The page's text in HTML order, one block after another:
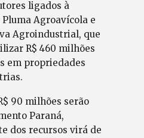
ligados à
Agroavícola e
Agroindustrial, que
R$ 460 milhões
em propriedades
90 milhões serão
Paraná,
dos recursos virá de